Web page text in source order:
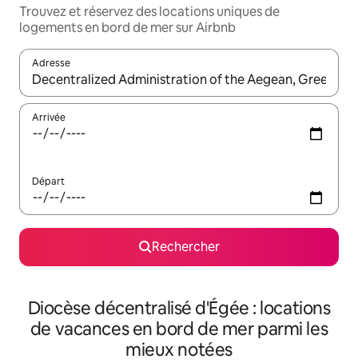
Trouvez et réservez des locations uniques de
logements en bord de mer sur Airbnb
Adresse
Lorsque les résultats s'affichent, utilisez les flèches vers le
Arrivée
Départ
Rechercher
Diocèse décentralisé d'Égée : locations
de vacances en bord de mer parmi les
mieux notées